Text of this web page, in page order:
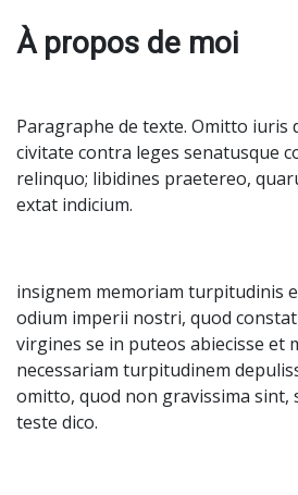
À propos de moi
Paragraphe de texte. Omitto iuris
civitate contra leges senatusque
relinquo; libidines praetereo,
extat indicium.
insignem memoriam turpitudinis
odium imperii nostri, quod
virgines se in puteos abiecisse et
necessariam turpitudinem
omitto, quod non gravissima sint,
teste dico.